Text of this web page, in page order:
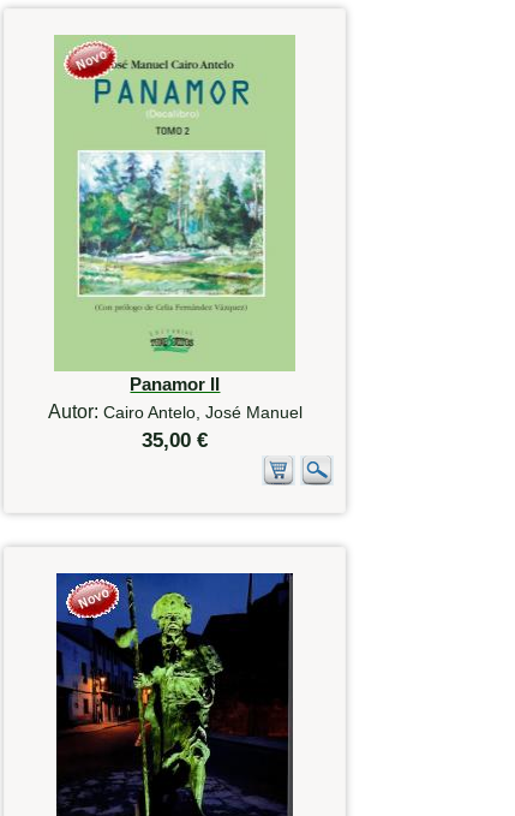
Panamor II
Autor: Cairo Antelo, José Manuel
35,00 €